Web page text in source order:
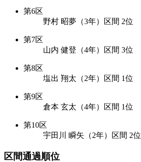
第6区
野村 昭夢（3年）区間 2位
第7区
山内 健登（4年）区間 3位
第8区
塩出 翔太（2年）区間 1位
第9区
倉本 玄太（4年）区間 1位
第10区
宇田川 瞬矢（2年）区間 2位
区間通過順位